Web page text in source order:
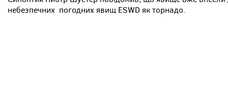
небезпечних погодних явищ ESWD як торнадо.